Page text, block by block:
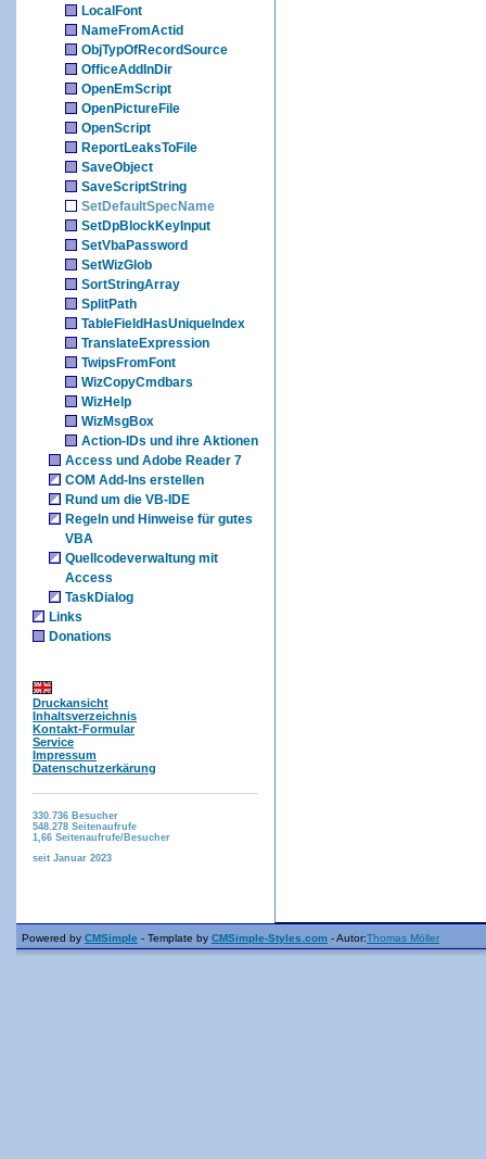
LocalFont
NameFromActid
ObjTypOfRecordSource
OfficeAddInDir
OpenEmScript
OpenPictureFile
OpenScript
ReportLeaksToFile
SaveObject
SaveScriptString
SetDefaultSpecName
SetDpBlockKeyInput
SetVbaPassword
SetWizGlob
SortStringArray
SplitPath
TableFieldHasUniqueIndex
TranslateExpression
TwipsFromFont
WizCopyCmdbars
WizHelp
WizMsgBox
Action-IDs und ihre Aktionen
Access und Adobe Reader 7
COM Add-Ins erstellen
Rund um die VB-IDE
Regeln und Hinweise für gutes
VBA
Quellcodeverwaltung mit
Access
TaskDialog
Links
Donations
Druckansicht
Inhaltsverzeichnis
Kontakt-Formular
Service
Impressum
Datenschutzerkärung
330.736 Besucher
548.278 Seitenaufrufe
1,66 Seitenaufrufe/Besucher
seit Januar 2023
Powered by CMSimple - Template by CMSimple-Styles.com - Autor:Thomas Möller